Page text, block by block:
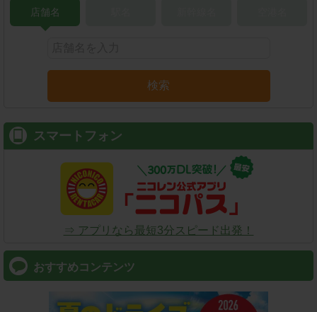
店舗名
検索
スマートフォン
⇒ アプリなら最短3分スピード出発！
おすすめコンテンツ